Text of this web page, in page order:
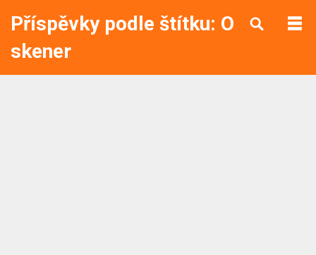
Příspěvky podle štítku: OBD
skener